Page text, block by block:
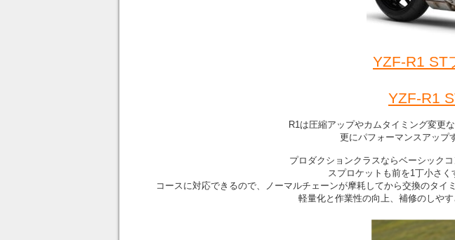
YZF-R1 ST
YZF-R1
R1は圧縮アップやカムタイミング変更
更にパフォーマンスアップ
プロダクションクラスならベーシック
スプロケットも前を1丁小さ
コースに対応できるので、ノーマルチェーンが摩耗してから交換のタイ
軽量化と作業性の向上、補修のしや